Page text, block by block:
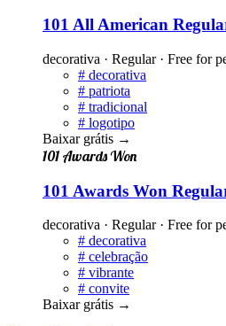
101 All American
decorativa · Regular · Free for
# decorativa
# patriota
# tradicional
# logotipo
Baixar grátis →
101 Awards Won
101 Awards Won
decorativa · Regular · Free for
# decorativa
# celebração
# vibrante
# convite
Baixar grátis →